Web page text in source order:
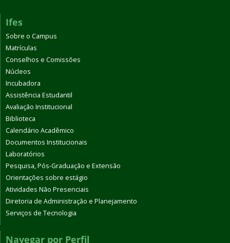
Ifes
Sobre o Campus
Matrículas
Conselhos e Comissões
Núcleos
Incubadora
Assistência Estudantil
Avaliação Institucional
Biblioteca
Calendário Acadêmico
Documentos Institucionais
Laboratórios
Pesquisa, Pós-Graduação e Extensão
Orientações sobre estágio
Atividades Não Presenciais
Diretoria de Administração e Planejamento
Serviços de Tecnologia
Navegar por Perfil